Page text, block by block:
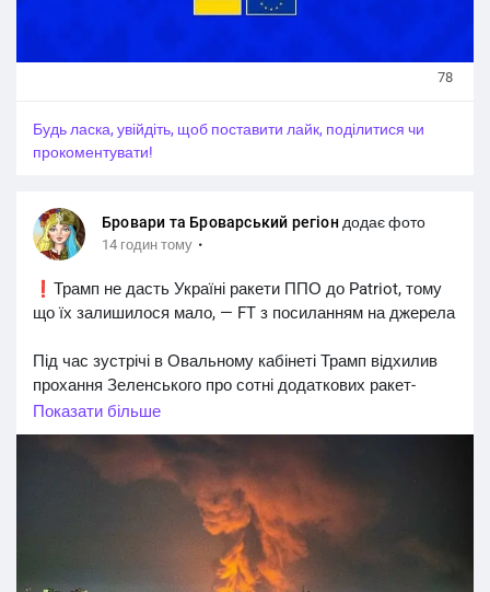
78
Будь ласка, увійдіть, щоб поставити лайк, поділитися чи
прокоментувати!
Бровари та Броварський регіон додає фото
14 годин тому ·
❗️Трамп не дасть Україні ракети ППО до Patriot, тому
що їх залишилося мало, — FT з посиланням на джерела
Під час зустрічі в Овальному кабінеті Трамп відхилив
прохання Зеленського про сотні додаткових ракет-
перехоплювачів Patriot.
Трамп заявив, що вони необхідні для захисту
американських активів на Близькому Сході та в країнах
➡️ Ще 31 липня ЗМІ писали, що Зеленському не
вдалося домовитися про надходження пакету ППО.
Показати більше